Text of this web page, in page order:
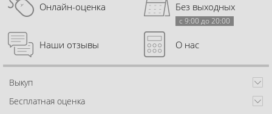
Онлайн-оценка Без выходных
с 9:00 до 20:00
Наши отзывы О нас
Выкуп
Бесплатная оценка